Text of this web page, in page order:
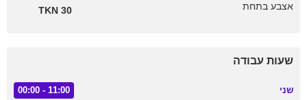
אצבע בתחת 30 TKN
שעות עבודה
שני 11:00 - 00:00